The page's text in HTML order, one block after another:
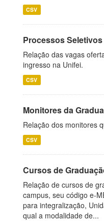
CSV
Processos Seletivos
Relação das vagas
ingresso na Unifei.
CSV
Monitores da
Relação dos monitores
CSV
Cursos de
Relação de cursos de
campus, seu código e-
para integralização,
qual a modalidade de...